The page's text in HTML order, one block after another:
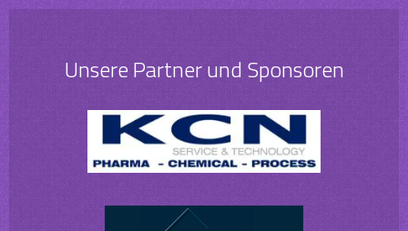
Unsere Partner und Sponsoren